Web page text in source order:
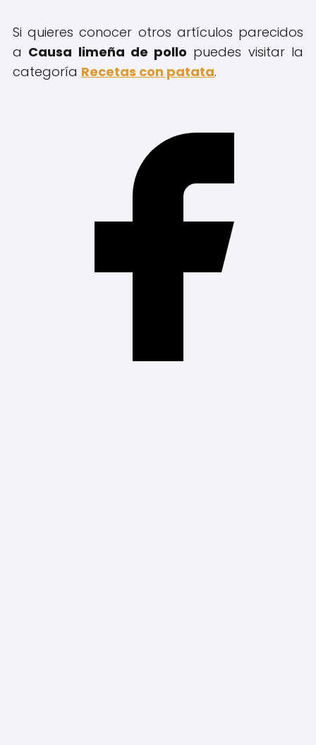
Si quieres conocer otros artículos parecidos
a Causa limeña de pollo puedes visitar la
categoría Recetas con patata.